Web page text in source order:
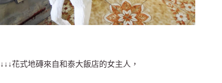
↓↓↓花式地磚來自和泰大飯店的女主人，